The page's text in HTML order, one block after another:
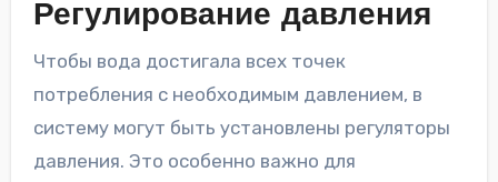
Регулирование давления
Чтобы вода достигала всех точек
потребления с необходимым давлением, в
систему могут быть установлены регуляторы
давления. Это особенно важно для